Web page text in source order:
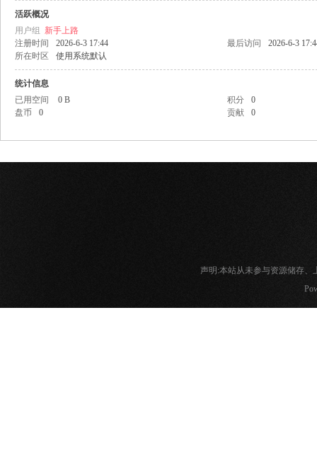
活跃概况
用户组 新手上路
注册时间
2026-6-3 17:44 最后访问
2026-6-3
所在时区
使用系统默认
统计信息
已用空间
0 B 积分
0
盘币
0 贡献 0
声明:本站从未参与资源储存、